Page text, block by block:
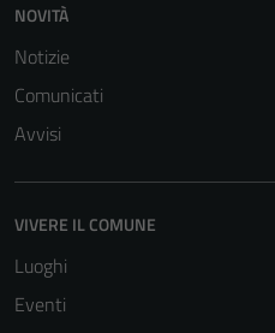
NOVITÀ
Notizie
Comunicati
Avvisi
VIVERE IL COMUNE
Luoghi
Eventi